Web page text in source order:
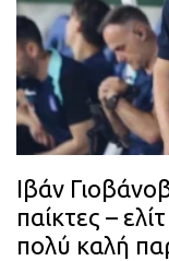
Ιβάν
παίκτες –
πολύ καλή